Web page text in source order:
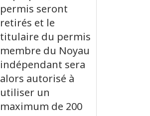
permis seront
retirés et le
titulaire du permis
membre du Noyau
indépendant sera
alors autorisé à
utiliser un
maximum de 200